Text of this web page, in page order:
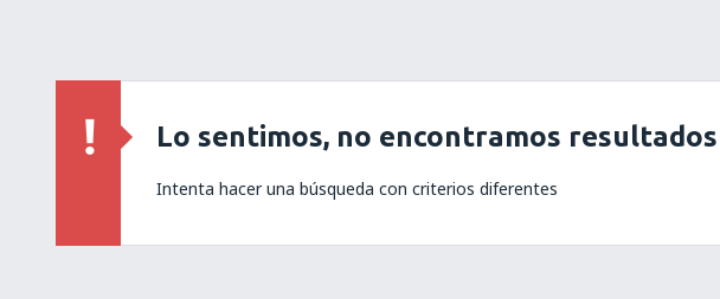
Lo sentimos, no encontramos
Intenta hacer una búsqueda con criterios diferentes